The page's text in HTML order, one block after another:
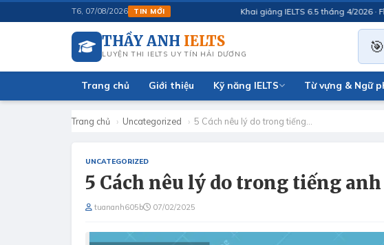
T6, 07/08/2026 TIN MỚI Khai giảng IELTS 6.5 tháng 4/2026 ·
THẦY ANH IELTS
LUYỆN THI IELTS UY TÍN HẢI DƯƠNG 🎯
Trang chủ Giới thiệu Kỹ năng IELTS Từ vựng & Ngữ
Trang chủ › Uncategorized › 5 Cách nêu lý do trong tiếng…
UNCATEGORIZED
5 Cách nêu lý do trong tiếng anh
tuananh605b 07/02/2025